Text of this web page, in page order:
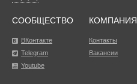
СООБЩЕСТВО
ВКонтакте
Telegram
Youtube
КОМПАНИЯ
Контакты
Вакансии